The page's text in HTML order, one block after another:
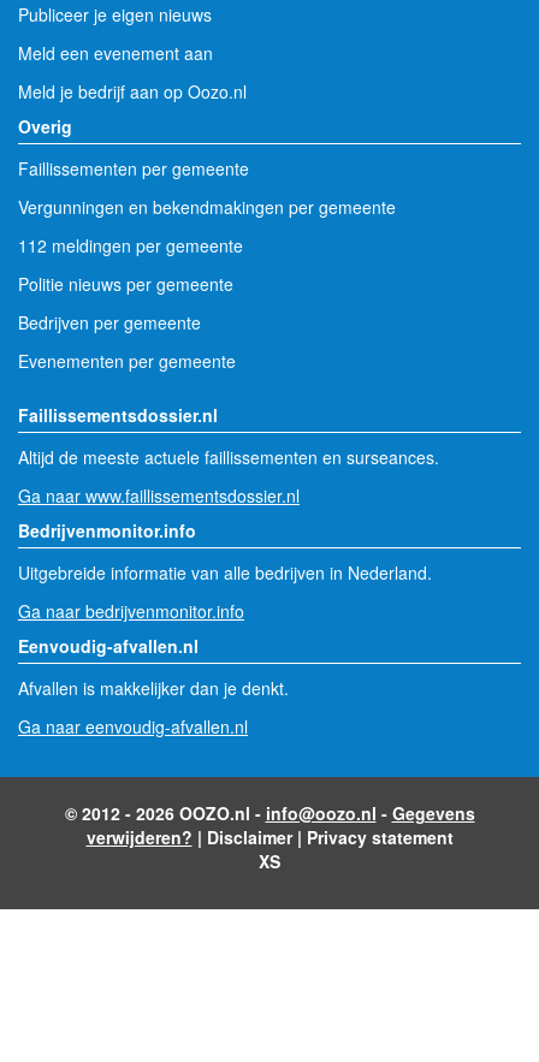
Publiceer je eigen nieuws
Meld een evenement aan
Meld je bedrijf aan op Oozo.nl
Overig
Faillissementen per gemeente
Vergunningen en bekendmakingen per gemeente
112 meldingen per gemeente
Politie nieuws per gemeente
Bedrijven per gemeente
Evenementen per gemeente
Faillissementsdossier.nl
Altijd de meeste actuele faillissementen en surseances.
Ga naar www.faillissementsdossier.nl
Bedrijvenmonitor.info
Uitgebreide informatie van alle bedrijven in Nederland.
Ga naar bedrijvenmonitor.info
Eenvoudig-afvallen.nl
Afvallen is makkelijker dan je denkt.
Ga naar eenvoudig-afvallen.nl
© 2012 - 2026 OOZO.nl - info@oozo.nl - Gegevens
verwijderen? | Disclaimer| Privacy statement
XS